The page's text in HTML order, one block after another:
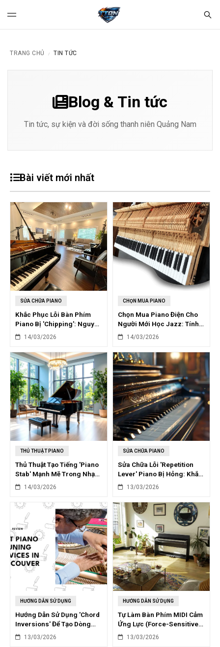
TRANG CHỦ / TIN TỨC
Blog & Tin tức
Tin tức, sự kiện và đời sống thanh niên Quảng Nam
Bài viết mới nhất
SỬA CHỮA PIANO
Khắc Phục Lỗi Bàn Phím
Piano Bị 'Chipping': Nguyên
Nhân & Giải Pháp
14/03/2026
CHỌN MUA PIANO
Chọn Mua Piano Điện Cho
Người Mới Học Jazz: Tính
Năng Cần Thiết
14/03/2026
THỦ THUẬT PIANO
Thủ Thuật Tạo Tiếng 'Piano
Stab' Mạnh Mẽ Trong Nhạc
Pop Với VST
14/03/2026
SỬA CHỮA PIANO
Sửa Chữa Lỗi 'Repetition
Lever' Piano Bị Hỏng: Khắc
Phục Nhanh Chóng
13/03/2026
HƯỚNG DẪN SỬ DỤNG
Hướng Dẫn Sử Dụng 'Chord
Inversions' Để Tạo Dòng
Bassline Piano Lôi Cuốn
13/03/2026
HƯỚNG DẪN SỬ DỤNG
Tự Làm Bàn Phím MIDI Cảm
Ứng Lực (Force-Sensitive)
Từ Piano Cũ
13/03/2026